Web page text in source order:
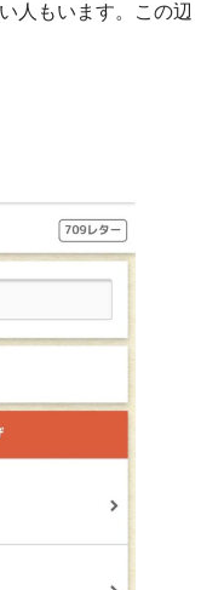
人もいます。この辺